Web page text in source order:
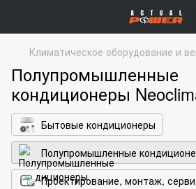
Климатическое оборудование и
Полупромышленные
кондиционеры
Бытовые кондиционеры
Полупромышленные
Проектирование, монтаж,